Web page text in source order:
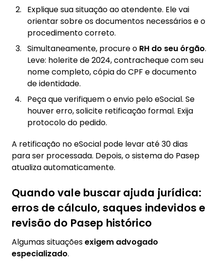
Explique sua situação ao atendente. Ele vai
orientar sobre os documentos necessários e o
procedimento correto.
Simultaneamente, procure o RH do seu órgão.
Leve: holerite de 2024, contracheque com seu
nome completo, cópia do CPF e documento
de identidade.
Peça que verifiquem o envio pelo eSocial. Se
houver erro, solicite retificação formal. Exija
protocolo do pedido.
A retificação no eSocial pode levar até 30 dias
para ser processada. Depois, o sistema do Pasep
atualiza automaticamente.
Quando vale buscar ajuda jurídica:
erros de cálculo, saques indevidos e
revisão do Pasep histórico
Algumas situaçõesexigem advogado
especializado.